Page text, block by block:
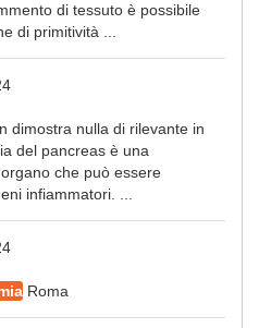
di tessuto è possibile
di primitività ...
dimostra nulla di rilevante in
del pancreas è una
che può essere
infiammatori. ...
Roma